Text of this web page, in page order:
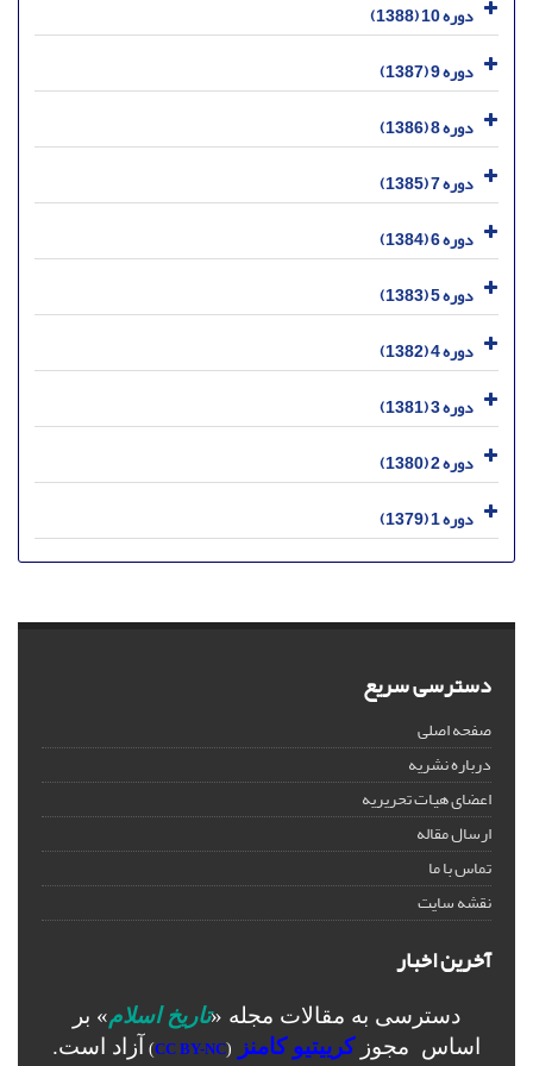
دوره 10 (1388)
دوره 9 (1387)
دوره 8 (1386)
دوره 7 (1385)
دوره 6 (1384)
دوره 5 (1383)
دوره 4 (1382)
دوره 3 (1381)
دوره 2 (1380)
دوره 1 (1379)
دسترسی سریع
صفحه اصلی
درباره نشریه
اعضای هیات تحریریه
ارسال مقاله
تماس با ما
نقشه سایت
آخرین اخبار
دسترسی به مقالات مجله «تاریخ اسلام» بر
اساس مجوزکرییتیو کامنز (
CC BY-NC
) آزاد است.